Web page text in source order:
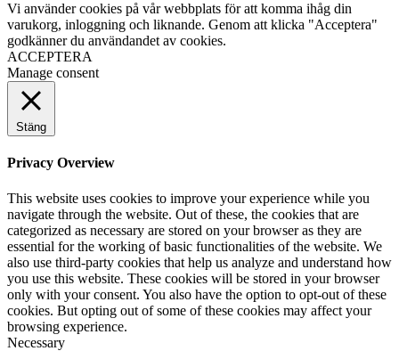
Vi använder cookies på vår webbplats för att komma ihåg din
varukorg, inloggning och liknande. Genom att klicka "Acceptera"
godkänner du användandet av cookies.
ACCEPTERA
Manage consent
Stäng
Privacy Overview
This website uses cookies to improve your experience while you
navigate through the website. Out of these, the cookies that are
categorized as necessary are stored on your browser as they are
essential for the working of basic functionalities of the website. We
also use third-party cookies that help us analyze and understand how
you use this website. These cookies will be stored in your browser
only with your consent. You also have the option to opt-out of these
cookies. But opting out of some of these cookies may affect your
browsing experience.
Necessary